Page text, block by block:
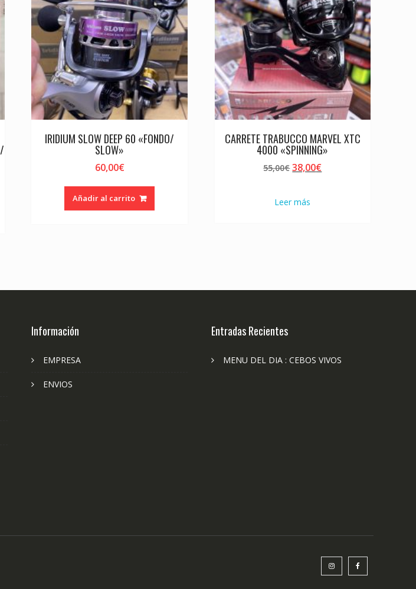
IRIDIUM SLOW DEEP 60 «FONDO/
SLOW»
60,00€
Añadir al carrito
CARRETE TRABUCCO MARVEL XTC
4000 «SPINNING»
55,00€El
era:
38,00€El
Leer más
Información
EMPRESA
ENVIOS
Entradas Recientes
MENU DEL DIA : CEBOS VIVOS